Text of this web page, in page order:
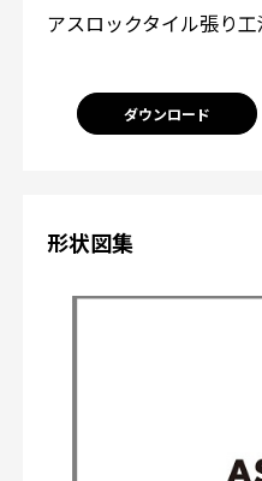
アスロックタイル張り工
ダウンロード
形状図集